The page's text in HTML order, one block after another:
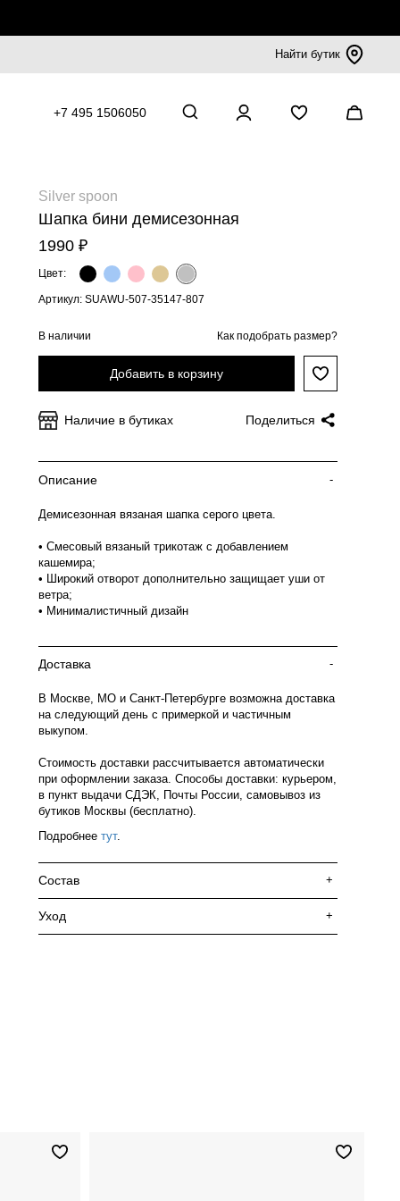
Найти бутик
+7 495 1506050
Silver spoon
Шапка бини демисезонная
1990 ₽
Цвет:
Артикул: SUAWU-507-35147-807
В наличии Как подобрать размер?
Добавить в корзину
Наличие в бутиках Поделиться
Описание -
Демисезонная вязаная шапка серого цвета.
• Смесовый вязаный трикотаж с добавлением
кашемира;
• Широкий отворот дополнительно защищает уши от
ветра;
• Минималистичный дизайн
Доставка -
В Москве, МО и Санкт-Петербурге возможна доставка
на следующий день с примеркой и частичным
выкупом.
Стоимость доставки рассчитывается автоматически
при оформлении заказа. Способы доставки: курьером,
в пункт выдачи СДЭК, Почты России, самовывоз из
бутиков Москвы (бесплатно).
Подробнее тут.
Состав +
Уход +